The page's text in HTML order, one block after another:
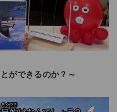
ができるのか？～